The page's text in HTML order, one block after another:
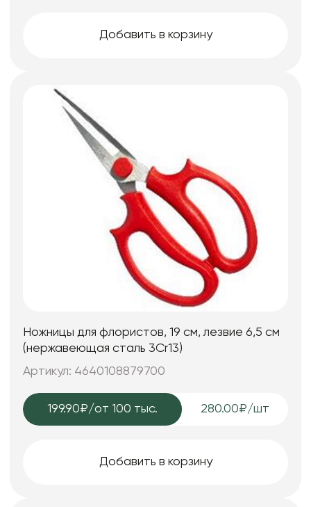
Добавить в корзину
Ножницы для флористов, 19 cм, лезвие 6,5 см
(нержавеющая сталь 3Cr13)
Артикул: 4640108879700
199.90₽/от 100 тыс. 280.00₽/шт
Добавить в корзину